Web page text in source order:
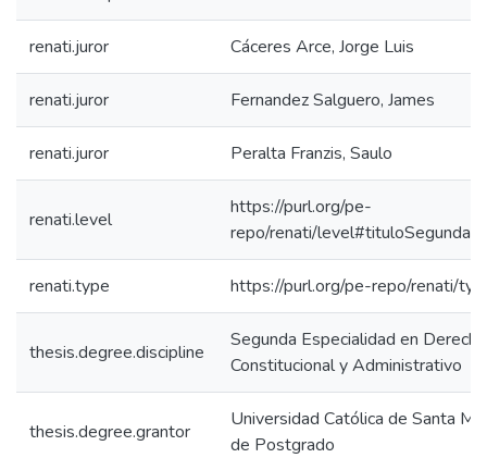
renati.juror Cáceres Arce, Jorge Luis
renati.juror Fernandez Salguero, James
renati.juror Peralta Franzis, Saulo
renati.level
https://purl.org/pe-
repo/renati/
renati.type https://purl.org/pe-repo/renati/
thesis.degree.discipline
Segunda Especialidad en Derecho
Constitucional y Administrativo
thesis.degree.grantor
Universidad Católica de Santa
de Postgrado